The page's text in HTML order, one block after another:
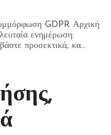
GDPR Αρχική
ενημέρωση:
προσεκτικά, κα...